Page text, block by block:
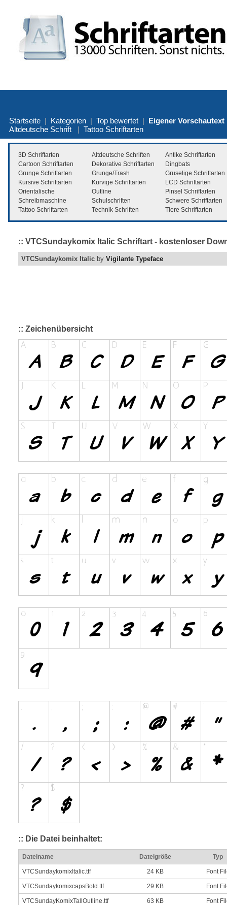
Startseite | Kategorien | Top bewertet | Eigener Vorschautext
Altdeutsche Schrift | Tattoo Schriftarten
3D Schriftarten Altdeutsche Schriften
Antike Schriftarten
Cartoon Schriftarten
Dekorative Schriftarten
Dingbats
Grunge Schriftarten
Grunge/Trash
Gruselige Schriftarten
Kursive Schriftarten
Kurvige Schriftarten
LCD Schriftarten
Orientalische
Outline
Pinsel Schriftarten
Schreibmaschine
Schulschriften
Schwere Schriftarten
Tattoo Schriftarten
Technik Schriften Tiere Schriftarten
:: VTCSundaykomix Italic Schriftart - kostenloser
VTCSundaykomix Italic by Vigilante Typeface
:: Zeichenübersicht
:: Die Datei beinhaltet:
Dateiname Dateigröße Typ
VTCSundaykomixItalic.ttf 24 KB Font
VTCSundaykomixcapsBold.ttf 29 KB Font
VTCSundayKomixTallOutline.ttf 63 KB Font